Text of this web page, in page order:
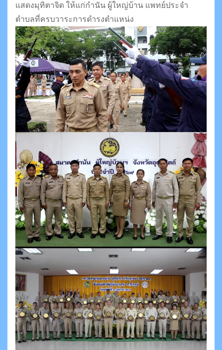
แสดงมุทิตาจิต ให้แก่กำนัน ผู้ใหญ่บ้าน แพทย์ประจำ
ตำบลที่ครบวาระการดำรงตำแหน่ง